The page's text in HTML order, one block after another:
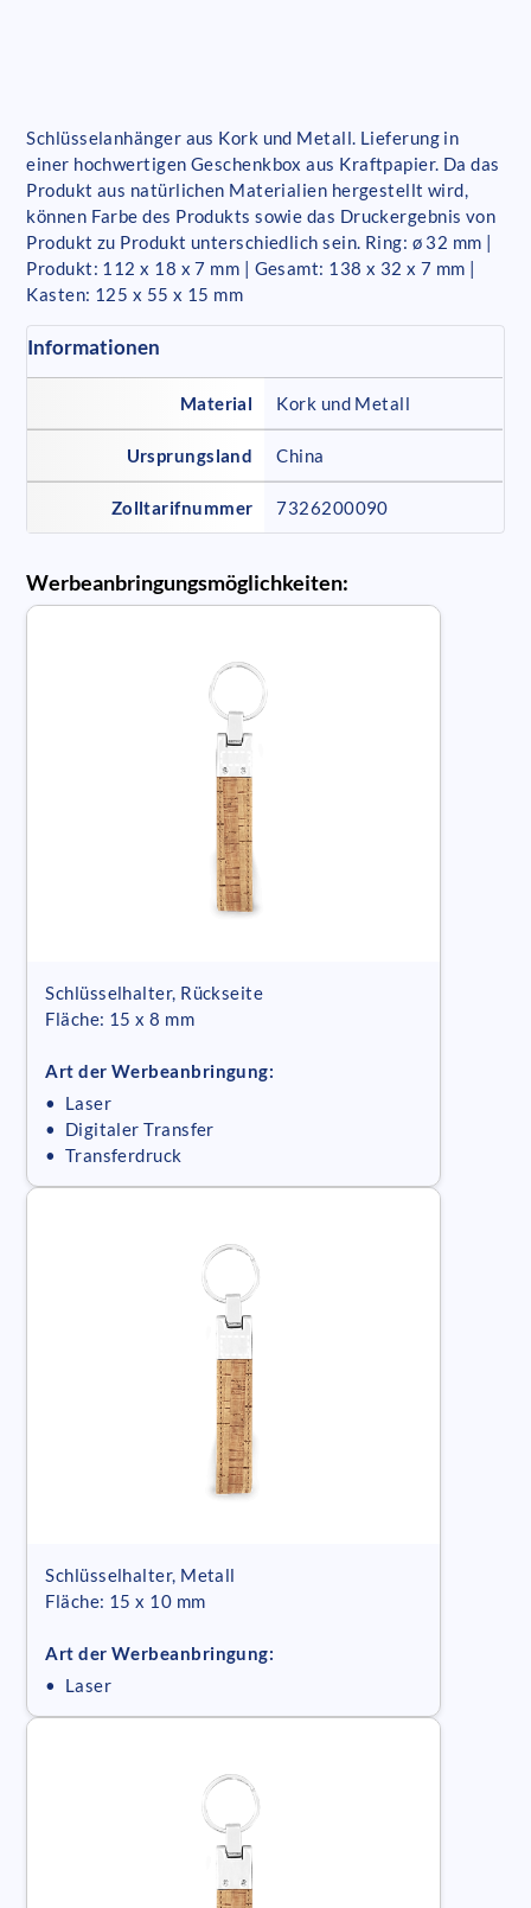
Schlüsselanhänger aus Kork und Metall. Lieferung in
einer hochwertigen Geschenkbox aus Kraftpapier. Da das
Produkt aus natürlichen Materialien hergestellt wird,
können Farbe des Produkts sowie das Druckergebnis von
Produkt zu Produkt unterschiedlich sein. Ring: ø 32 mm |
Produkt: 112 x 18 x 7 mm | Gesamt: 138 x 32 x 7 mm |
Kasten: 125 x 55 x 15 mm
Informationen
Material Kork und Metall
Ursprungsland China
Zolltarifnummer 7326200090
Werbeanbringungsmöglichkeiten:
Schlüsselhalter, Rückseite
Fläche: 15 x 8 mm
Art der Werbeanbringung:
• Laser
• Digitaler Transfer
• Transferdruck
Schlüsselhalter, Metall
Fläche: 15 x 10 mm
Art der Werbeanbringung:
• Laser